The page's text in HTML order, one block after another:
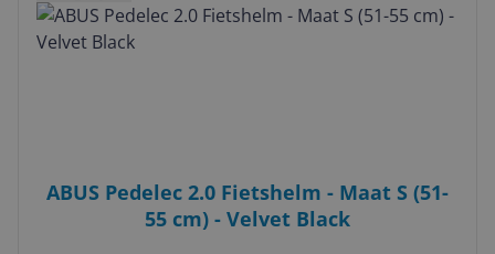
ABUS Pedelec 2.0 Fietshelm - Maat S (51-
55 cm) - Velvet Black